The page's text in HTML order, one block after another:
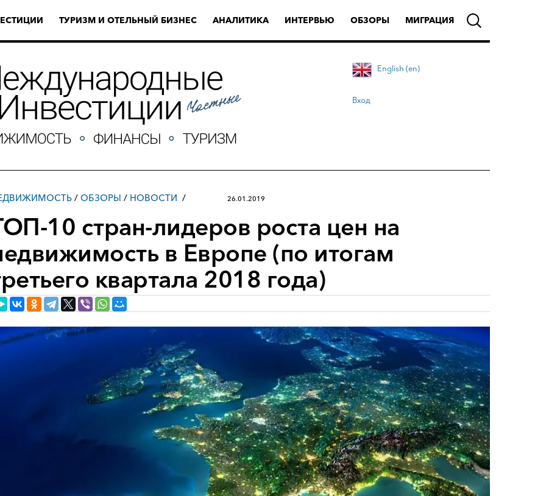
ТУРИЗМ И ОТЕЛЬНЫЙ БИЗНЕС АНАЛИТИКА ИНТЕРВЬЮ ОБЗОРЫ МИГРАЦИЯ
English (en)
Вход
/ ОБЗОРЫ / НОВОСТИ 26.01.2019
10 стран-лидеров роста цен на
в Европе (по итогам
квартала 2018 года)